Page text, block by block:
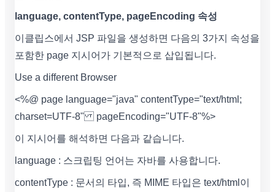
language, contentType, pageEncoding 속성
이클립스에서 JSP 파일을 생성하면 다음의 3가지 속성을
포함한 page 지시어가 기본적으로 삽입됩니다.
Use a different Browser
<%@ page language="java" contentType="text/html;
charset=UTF-8" pageEncoding="UTF-8"%>
이 지시어를 해석하면 다음과 같습니다.
language : 스크립팅 언어는 자바를 사용합니다.
contentType : 문서의 타입, 즉 MIME 타입은 text/html이